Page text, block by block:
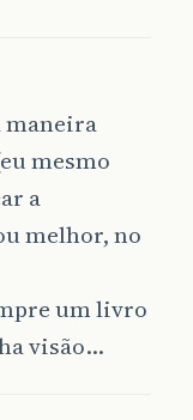
maneira
mesmo
a
melhor, no
um livro
visão…